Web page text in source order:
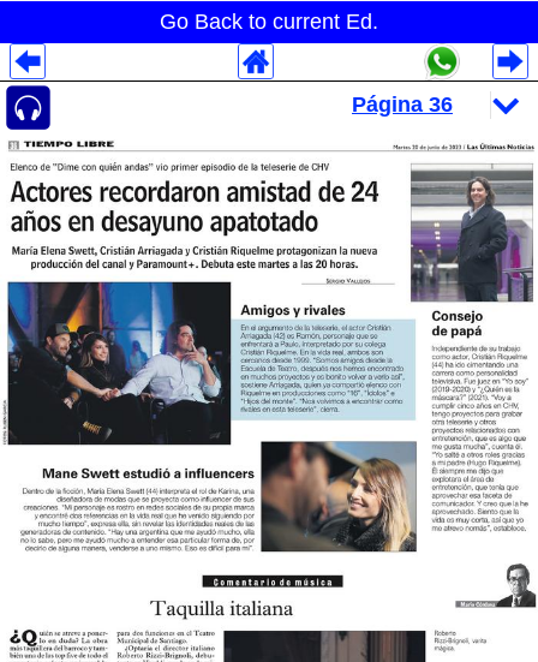
Go Back to current Ed.
Despliegues Analytics
Despliegues Totales
Despliegues por Rubros